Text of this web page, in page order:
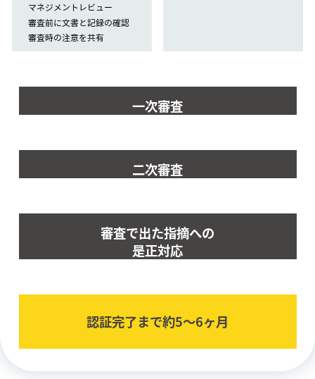
マネジメントレビュー
審査前に文書と記録の確認
審査時の注意を共有
一次審査
二次審査
審査で出た指摘への
是正対応
認証完了まで約5〜6ヶ⽉